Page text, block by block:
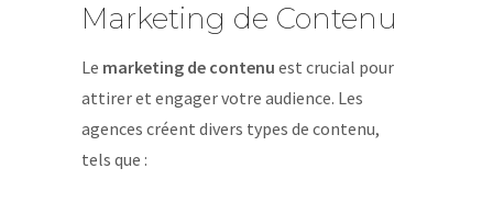
Marketing de Contenu
Le marketing de contenu est crucial pour
attirer et engager votre audience. Les
agences créent divers types de contenu,
tels que :